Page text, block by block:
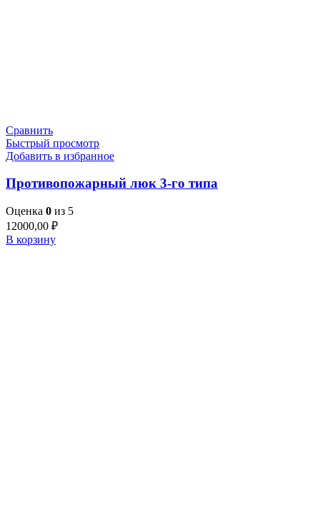
Сравнить
Быстрый просмотр
Добавить в избранное
Противопожарный люк 3-го типа
Оценка 0 из 5
12000,00 ₽
В корзину